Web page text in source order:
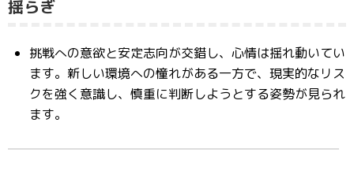
揺らぎ
挑戦への意欲と安定志向が交錯し、心情は揺れ動いてい
ます。新しい環境への憧れがある一方で、現実的なリス
クを強く意識し、慎重に判断しようとする姿勢が見られ
ます。